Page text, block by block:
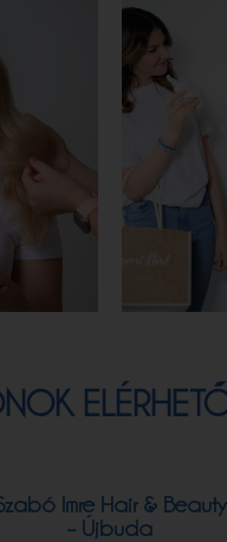
Imre Hair & Beauty
– Újbuda